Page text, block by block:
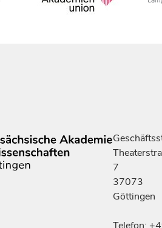
7
37073
Göttingen